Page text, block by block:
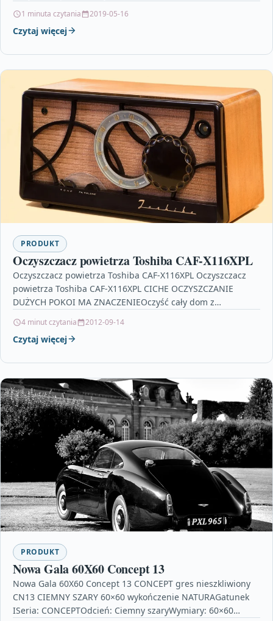
1 minuta czytania 2019-05-16
Czytaj więcej
PRODUKT
Oczyszczacz powietrza Toshiba CAF-X116XPL
Oczyszczacz powietrza Toshiba CAF-X116XPL Oczyszczacz
powietrza Toshiba CAF-X116XPL CICHE OCZYSZCZANIE
DUŻYCH POKOI MA ZNACZENIEOczyść cały dom z
Jeden…
4 minut czytania 2012-09-14
Czytaj więcej
PRODUKT
Nowa Gala 60X60 Concept 13
Nowa Gala 60X60 Concept 13 CONCEPT gres nieszkliwiony
CN13 CIEMNY SZARY 60×60 wykończenie NATURAGatunek
ISeria: CONCEPTOdcień: Ciemny szaryWymiary: 60×60